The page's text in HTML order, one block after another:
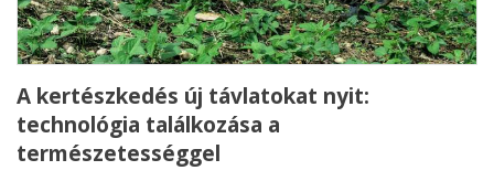
A kertészkedés új távlatokat nyit:
technológia találkozása a
természetességgel